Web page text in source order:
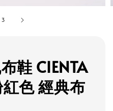
3
鞋 CIENTA
色 經典布